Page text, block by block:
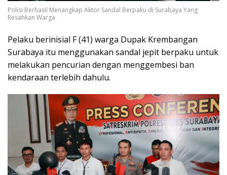
Polisi Berhasil Menangkap Aktor Sandal Berpaku di Surabaya Yang
Resahkan Warga
Pelaku berinisial F (41) warga Dupak Krembangan
Surabaya itu menggunakan sandal jepit berpaku untuk
melakukan pencurian dengan menggembesi ban
kendaraan terlebih dahulu.